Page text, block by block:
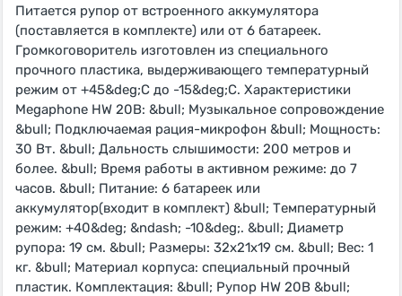
Питается рупор от встроенного аккумулятора
(поставляется в комплекте) или от 6 батареек.
Громкоговоритель изготовлен из специального
прочного пластика, выдерживающего температурный
режим от +45&deg;C до -15&deg;C. Характеристики
Megaphone HW 20B: &bull; Музыкальное сопровождение
&bull; Подключаемая рация-микрофон &bull; Мощность:
30 Вт. &bull; Дальность слышимости: 200 метров и
более. &bull; Время работы в активном режиме: до 7
часов. &bull; Питание: 6 батареек или
аккумулятор(входит в комплект) &bull; Температурный
режим: +40&deg; &ndash; -10&deg;. &bull; Диаметр
рупора: 19 см. &bull; Размеры: 32x21х19 см. &bull; Вес: 1
кг. &bull; Материал корпуса: специальный прочный
пластик. Комплектация: &bull; Рупор HW 20B &bull;